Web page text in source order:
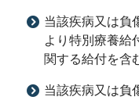
当該疾病又は負
より特別療養給
関する給付を含
当該疾病又は負